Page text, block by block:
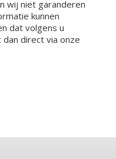
wij niet garanderen
kunnen
dat volgens u
direct via onze